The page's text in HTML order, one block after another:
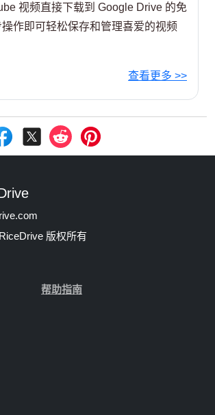
视频直接下载到 Google Drive 的免
作即可轻松保存和管理喜爱的视频
查看更多 >>
版权所有
帮助指南